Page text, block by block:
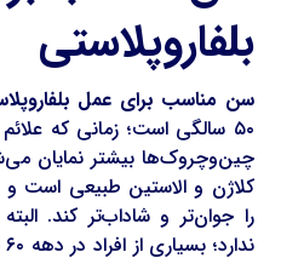
بلفاروپلاستی
سن مناسب برای عمل
۵۰ سالگی است؛ زمانی که
چین‌وچروک‌ها بیشتر نمایان
کلاژن و الاستین طبیعی است
را جوان‌تر و شاداب‌تر کند.